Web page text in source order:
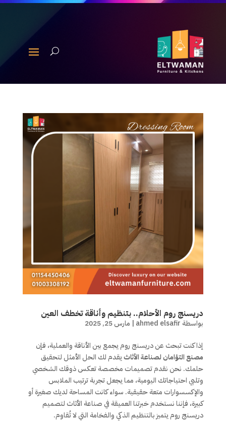
دريسنج روم الأحلام.. بتنظيم وأناقة تخطف العين
بواسطة ahmed elsafir
| مارس 25, 2025
إذا كنت تبحث عن دريسنج روم يجمع بين الأناقة والعملية، فإن
مصنع التؤامان لصناعة الأثاثيقدم لك الحل الأمثل لتحقيق
حلمك. نحن نقدم تصميمات مخصصة تعكس ذوقك الشخصي
وتلبي احتياجاتك اليومية، مما يجعل تجربة ترتيب الملابس
والإكسسوارات متعة حقيقية. سواء كانت المساحة لديك صغيرة أو
كبيرة، فإننا نستخدم خبرتنا العميقة في صناعة الأثاث لتصميم
دريسنج روم يتميز بالتنظيم الذكي والفخامة التي لا تُقاوم.